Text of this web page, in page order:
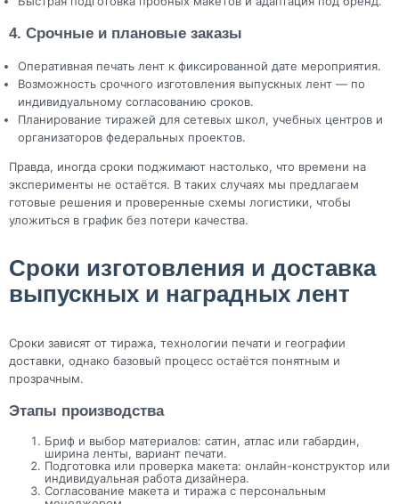
4. Срочные и плановые заказы
Оперативная печать лент к фиксированной дате мероприятия.
Возможность срочного изготовления выпускных лент — по
индивидуальному согласованию сроков.
Планирование тиражей для сетевых школ, учебных центров и
организаторов федеральных проектов.
Правда, иногда сроки поджимают настолько, что времени на
эксперименты не остаётся. В таких случаях мы предлагаем
готовые решения и проверенные схемы логистики, чтобы
уложиться в график без потери качества.
Сроки изготовления и доставка
выпускных и наградных лент
Сроки зависят от тиража, технологии печати и географии
доставки, однако базовый процесс остаётся понятным и
прозрачным.
Этапы производства
Бриф и выбор материалов: сатин, атлас или габардин,
ширина ленты, вариант печати.
Подготовка или проверка макета: онлайн-конструктор или
индивидуальная работа дизайнера.
Согласование макета и тиража с персональным